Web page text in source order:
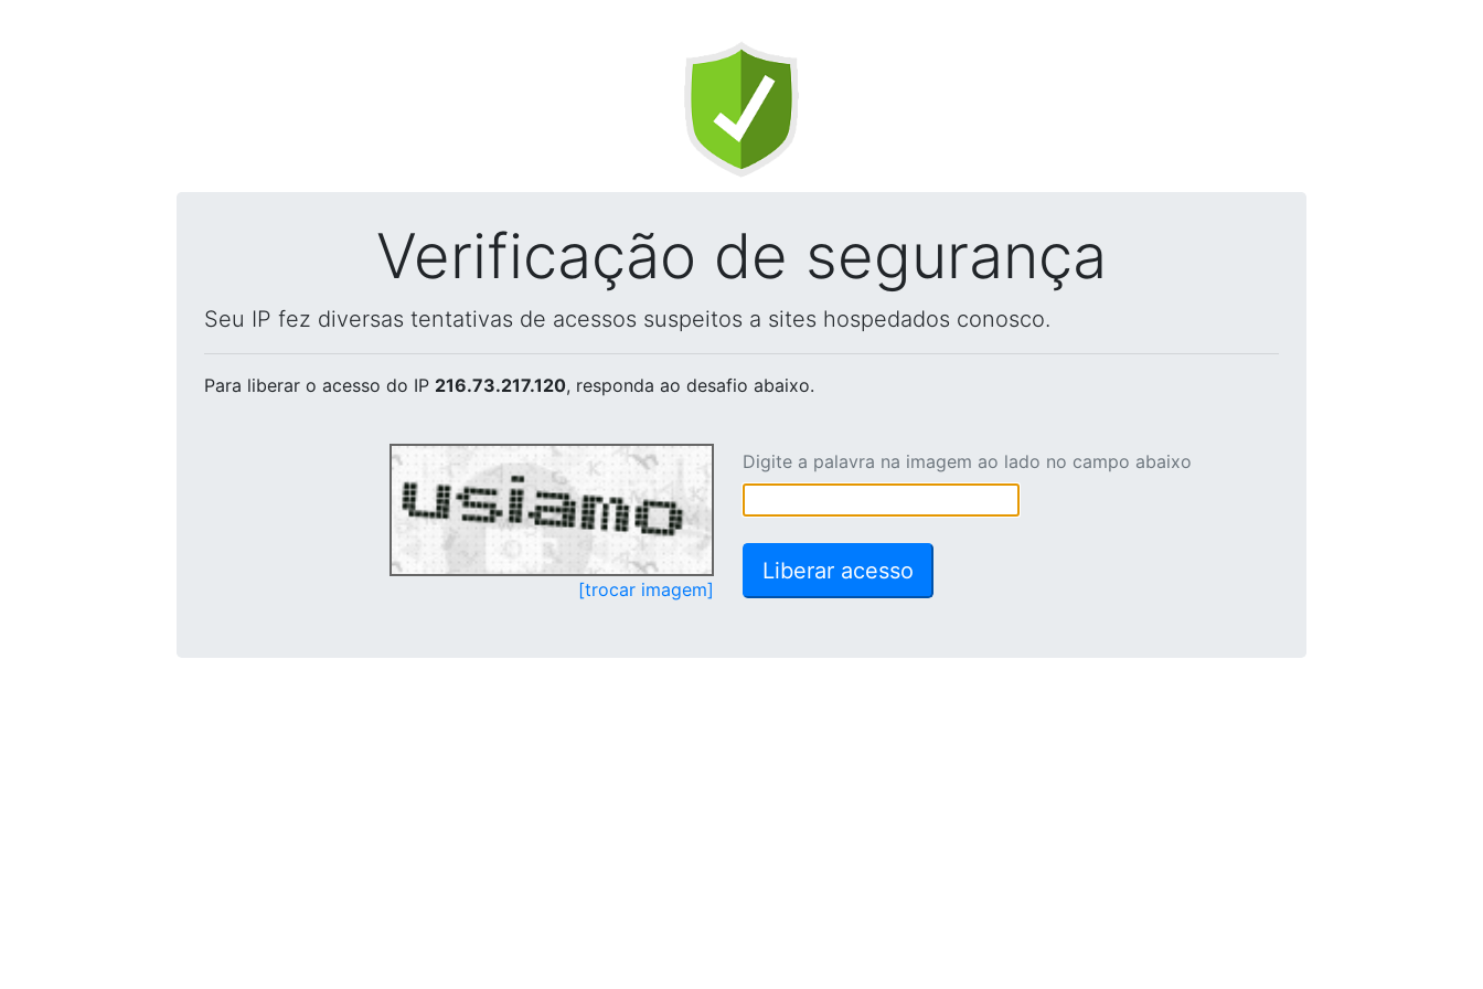
Verificação de segurança
Seu IP fez diversas tentativas de acessos suspeitos a sites hospedados conosco.
Para liberar o acesso do IP 216.73.217.120, responda ao desafio abaixo.
[trocar imagem]
Digite a palavra na imagem ao lado no campo abaixo